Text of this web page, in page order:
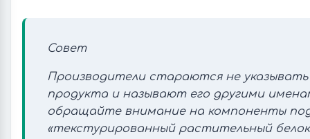
Совет
Производители стараются не
продукта и называют его другими
обращайте внимание на компоненты
«текстурированный растительный